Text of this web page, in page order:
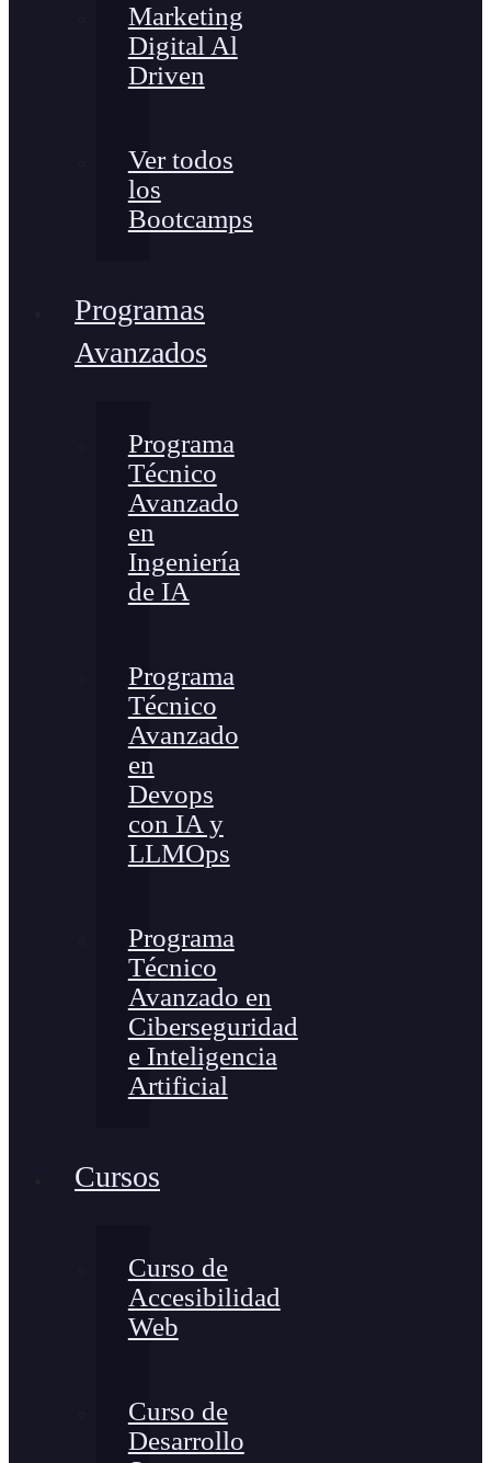
Marketing
Digital Al
Driven
Ver todos
los
Bootcamps
Programas
Avanzados
Programa
Técnico
Avanzado
en
Ingeniería
de IA
Programa
Técnico
Avanzado
en
Devops
con IA y
LLMOps
Programa
Técnico
Avanzado en
Ciberseguridad
e Inteligencia
Artificial
Cursos
Curso de
Accesibilidad
Web
Curso de
Desarrollo